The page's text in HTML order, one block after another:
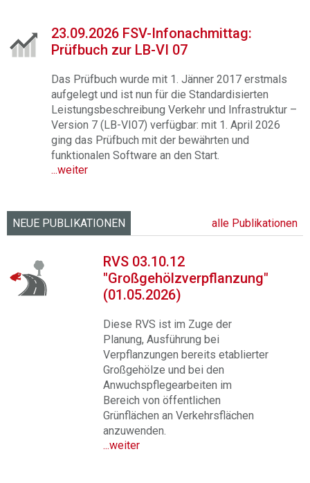
23.09.2026 FSV-Infonachmittag:
Prüfbuch zur LB-VI 07
Das Prüfbuch wurde mit 1. Jänner 2017 erstmals
aufgelegt und ist nun für die Standardisierten
Leistungsbeschreibung Verkehr und Infrastruktur –
Version 7 (LB-VI07) verfügbar: mit 1. April 2026
ging das Prüfbuch mit der bewährten und
funktionalen Software an den Start.
...weiter
NEUE PUBLIKATIONEN alle Publikationen
RVS 03.10.12
"Großgehölzverpflanzung"
(01.05.2026)
Diese RVS ist im Zuge der
Planung, Ausführung bei
Verpflanzungen bereits etablierter
Großgehölze und bei den
Anwuchspflegearbeiten im
Bereich von öffentlichen
Grünflächen an Verkehrsflächen
anzuwenden.
...weiter